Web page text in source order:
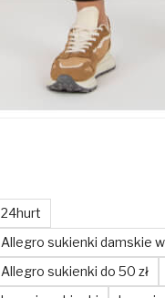
24hurt
Allegro sukienki damskie
Allegro sukienki do 50 zł